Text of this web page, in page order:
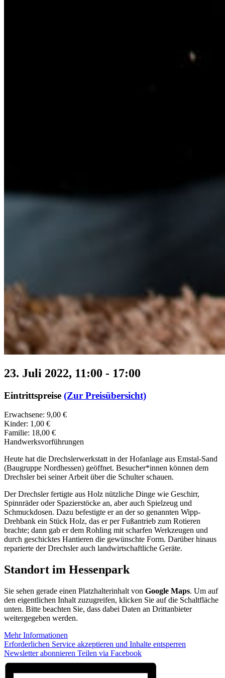
23. Juli 2022, 11:00 - 17:00
Eintrittspreise (Zur Preisübersicht)
Erwachsene: 9,00 €
Kinder: 1,00 €
Familie: 18,00 €
Handwerksvorführungen
Heute hat die Drechslerwerkstatt in der Hofanlage aus Emstal-Sand
(Baugruppe Nordhessen) geöffnet. Besucher*innen können dem
Drechsler bei seiner Arbeit über die Schulter schauen.
Der Drechsler fertigte aus Holz nützliche Dinge wie Geschirr,
Spinnräder oder Spazierstöcke an, aber auch Spielzeug und
Schmuckdosen. Dazu befestigte er an der so genannten Wipp-
Drehbank ein Stück Holz, das er per Fußantrieb zum Rotieren
brachte; dann gab er dem Rohling mit scharfen Werkzeugen und
durch geschicktes Hantieren die gewünschte Form. Darüber hinaus
reparierte der Drechsler auch landwirtschaftliche Geräte.
Standort im Hessenpark
Sie sehen gerade einen Platzhalterinhalt von Google Maps. Um auf
den eigentlichen Inhalt zuzugreifen, klicken Sie auf die Schaltfläche
unten. Bitte beachten Sie, dass dabei Daten an Drittanbieter
weitergegeben werden.
Mehr Informationen
Erforderlichen Service akzeptieren und Inhalte entsperren
Newsletter abonnieren Teilen via Facebook